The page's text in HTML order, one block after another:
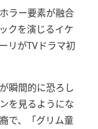
ラー要素が融合
クを演じるイケ
リがTVドラマ初
瞬間的に恐ろし
を見るようにな
で、「グリム童